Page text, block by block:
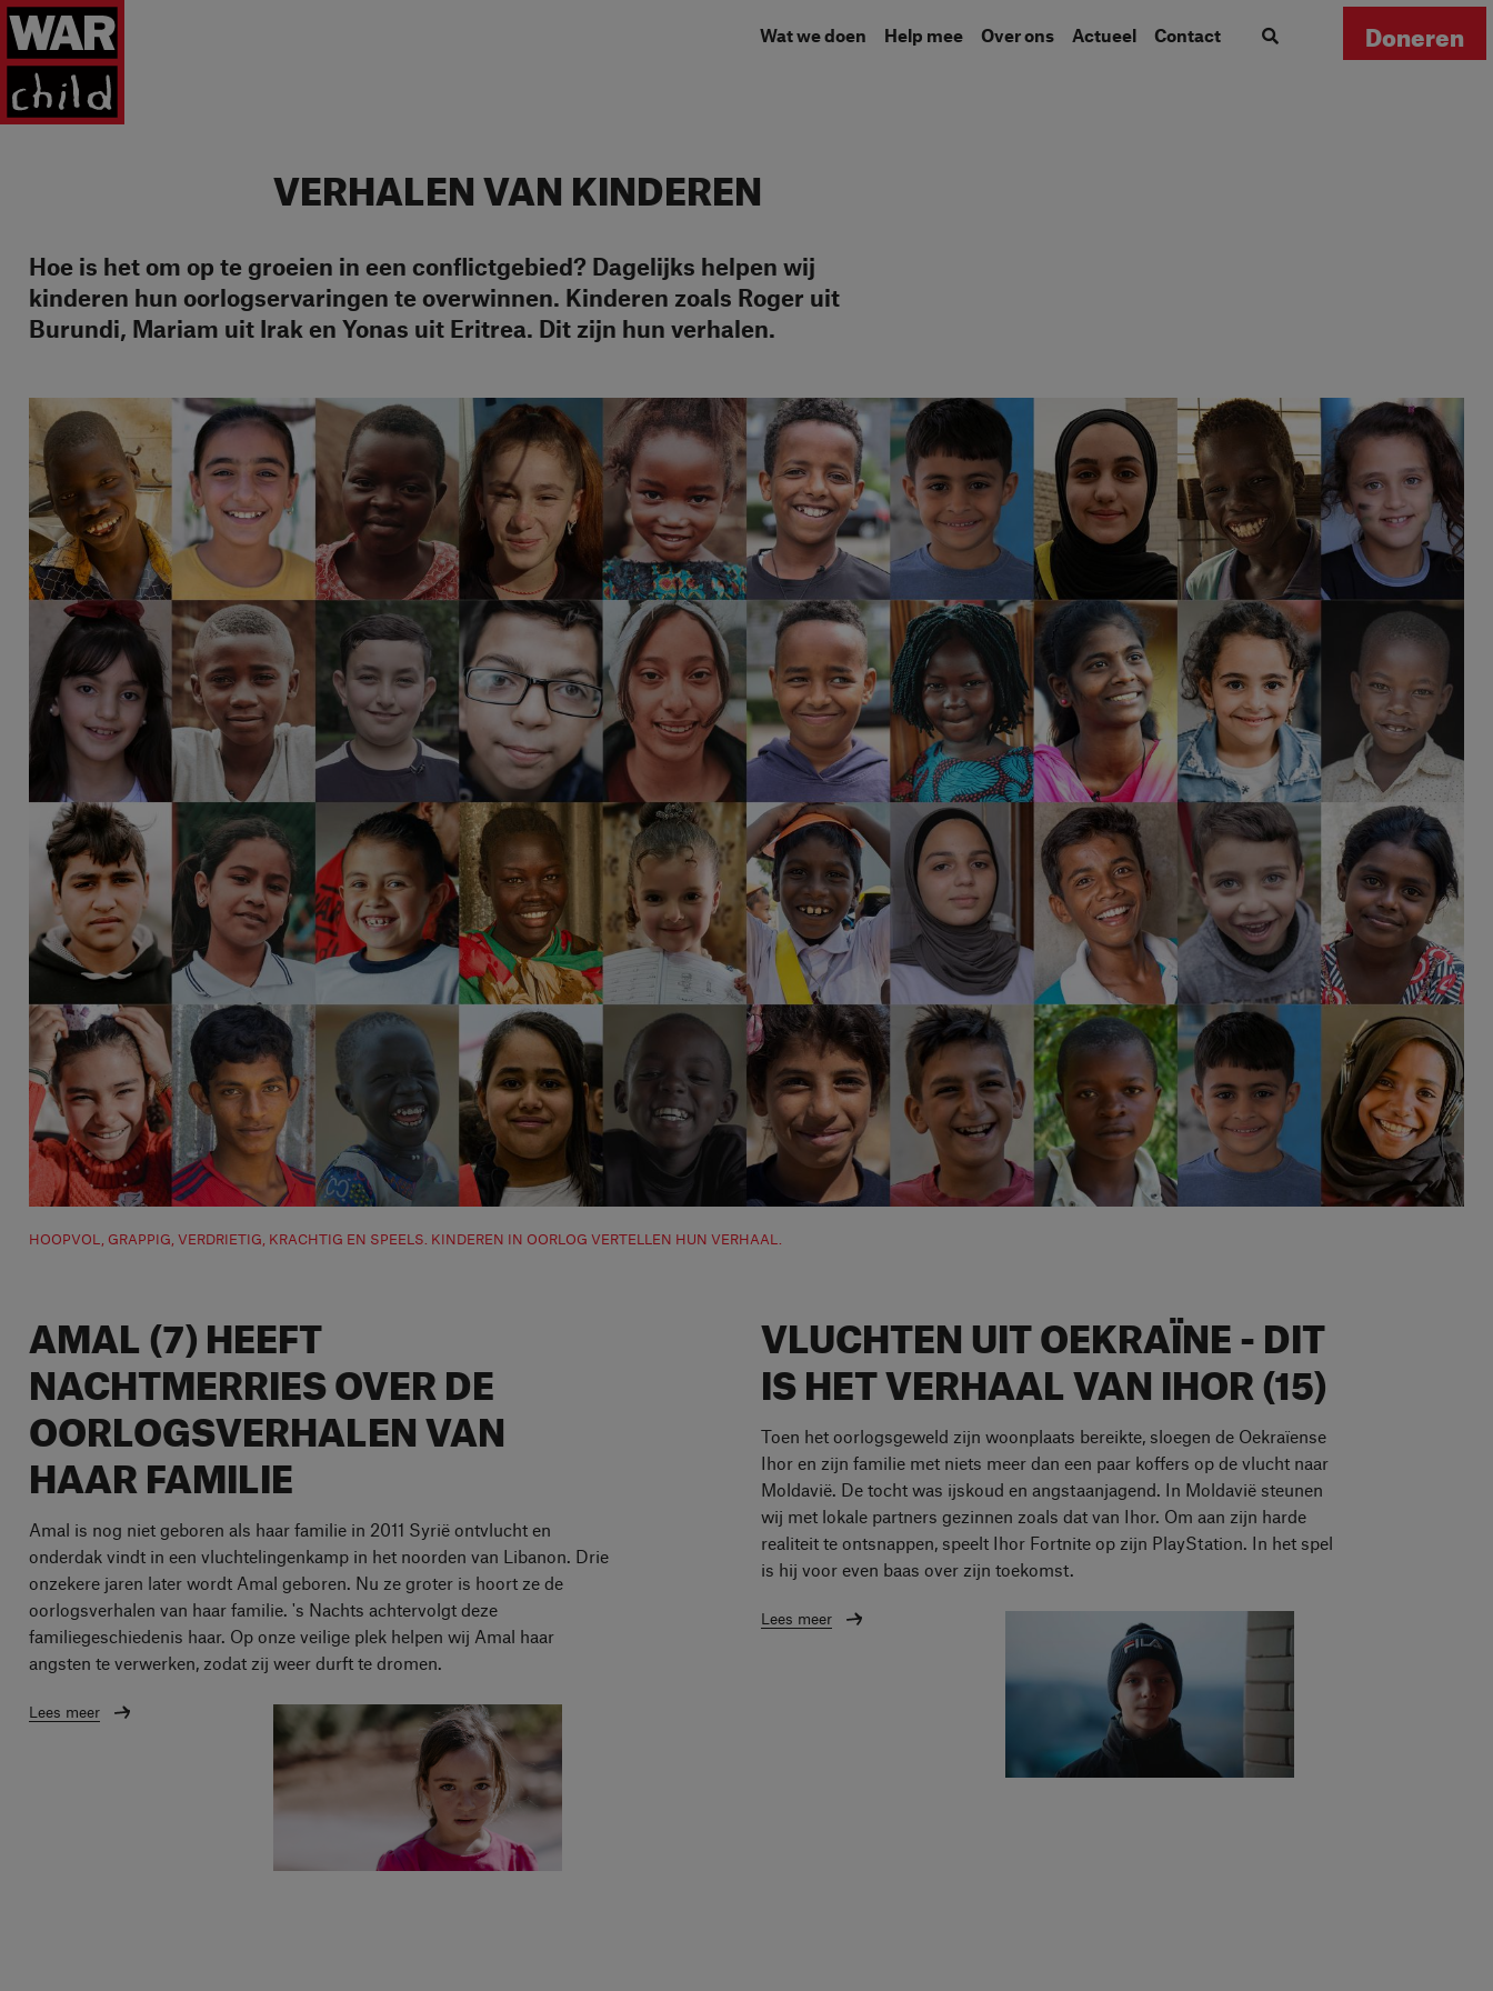
Ga naar homepage
Wat we doen
Help mee Over ons Actueel Contact Doneren
VERHALEN VAN KINDEREN
Hoe is het om op te groeien in een conflictgebied? Dagelijks helpen wij
kinderen hun oorlogservaringen te overwinnen. Kinderen zoals Roger uit
Burundi, Mariam uit Irak en Yonas uit Eritrea. Dit zijn hun verhalen.
HOOPVOL, GRAPPIG, VERDRIETIG, KRACHTIG EN SPEELS. KINDEREN IN OORLOG VERTELLEN HUN VERHAAL.
AMAL (7) HEEFT
NACHTMERRIES OVER DE
OORLOGSVERHALEN VAN
HAAR FAMILIE
Amal is nog niet geboren als haar familie in 2011 Syrië ontvlucht en
onderdak vindt in een vluchtelingenkamp in het noorden van Libanon. Drie
onzekere jaren later wordt Amal geboren. Nu ze groter is hoort ze de
oorlogsverhalen van haar familie. 's Nachts achtervolgt deze
familiegeschiedenis haar. Op onze veilige plek helpen wij Amal haar
angsten te verwerken, zodat zij weer durft te dromen.
Lees meer
VLUCHTEN UIT OEKRAÏNE - DIT
IS HET VERHAAL VAN IHOR (15)
Toen het oorlogsgeweld zijn woonplaats bereikte, sloegen de Oekraïense
Ihor en zijn familie met niets meer dan een paar koffers op de vlucht naar
Moldavië. De tocht was ijskoud en angstaanjagend. In Moldavië steunen
wij met lokale partners gezinnen zoals dat van Ihor. Om aan zijn harde
realiteit te ontsnappen, speelt Ihor Fortnite op zijn PlayStation. In het spel
is hij voor even baas over zijn toekomst.
Lees meer